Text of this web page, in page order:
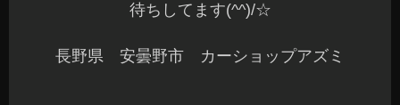
待ちしてます(^^)/☆
長野県 安曇野市 カーショップアズミ